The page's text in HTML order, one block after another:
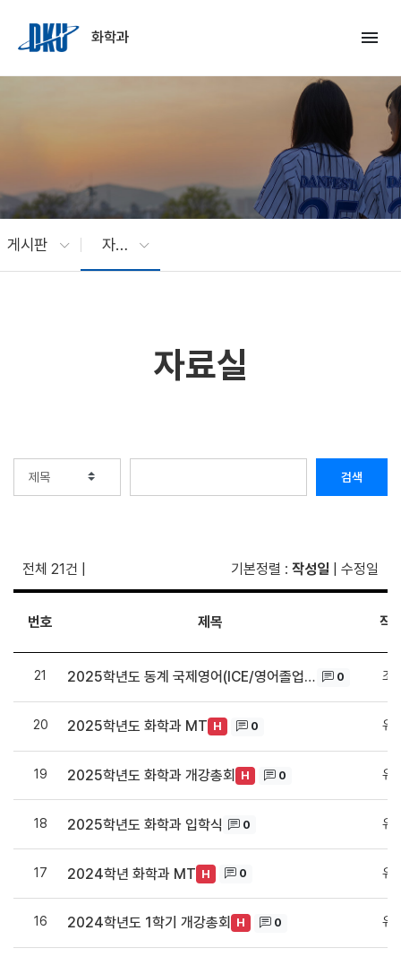
화학과
menu
게시판 자료실
자료실
검색
전체 21건 기본정렬 : 작성일 수정일
번호 제목 작
21 2025학년도 동계 국제영어(ICE/영어졸업인증강좌) 개설 안내 0 조
20 2025학년도 화학과 MT H 0 유
19 2025학년도 화학과 개강총회 H 0 유
18 2025학년도 화학과 입학식 0 유
17 2024학년 화학과 MT H 0 유
16 2024학년도 1학기 개강총회 H 0 유